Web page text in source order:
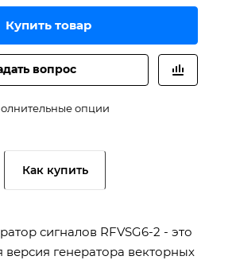
Купить товар
вопрос
опции
Как купить
сигналов RFVSG6-2 - это
версия генератора векторных